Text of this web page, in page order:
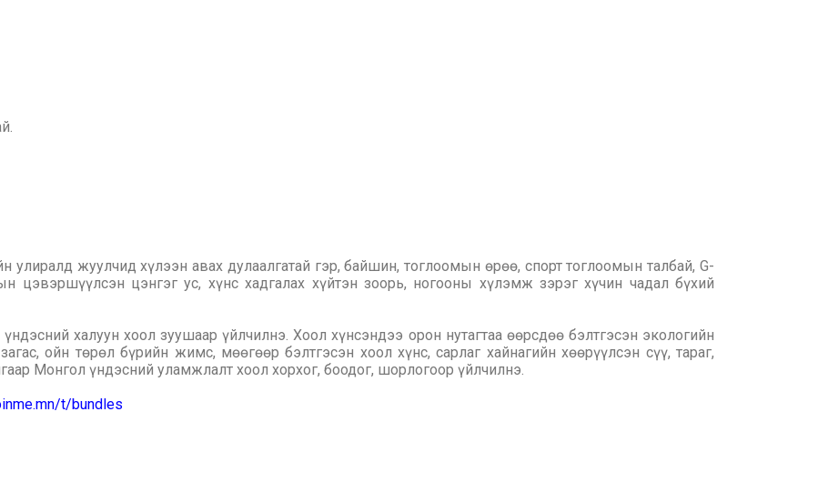
жуулчид хүлээн авах дулаалгатай гэр, байшин, тоглоомын өрөө, спорт тоглоомын талбай, G-
цэнгэг ус, хүнс хадгалах хүйтэн зоорь, ногооны хүлэмж зэрэг хүчин чадал бүхий
халуун хоол зуушаар үйлчилнэ. Хоол хүнсэндээ орон нутагтаа өөрсдөө бэлтгэсэн экологийн
ойн төрөл бүрийн жимс, мөөгөөр бэлтгэсэн хоол хүнс, сарлаг хайнагийн хөөрүүлсэн сүү, тараг,
Монгол үндэсний уламжлалт хоол хорхог, боодог, шорлогоор үйлчилнэ.
t/bundles